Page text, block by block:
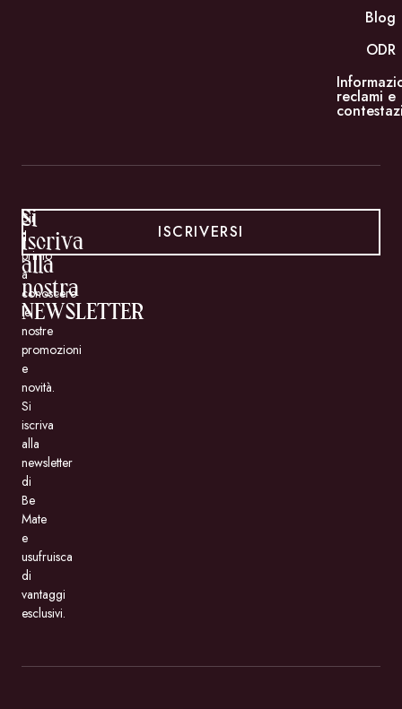
Blog
ODR
reclami e
Si
iscriva
alla
nostra
NEWSLETTER
Sii
il
primo
a
conoscere
le
nostre
promozioni
e
novità.
Si
iscriva
alla
newsletter
di
Be
Mate
e
usufruisca
di
vantaggi
esclusivi.
ISCRIVERSI